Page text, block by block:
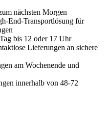
nächsten Morgen
End-Transportlösung für
bis 12 oder 17 Uhr
Lieferungen an sichere
am Wochenende und
innerhalb von 48-72
Krankenhäuser, Labore